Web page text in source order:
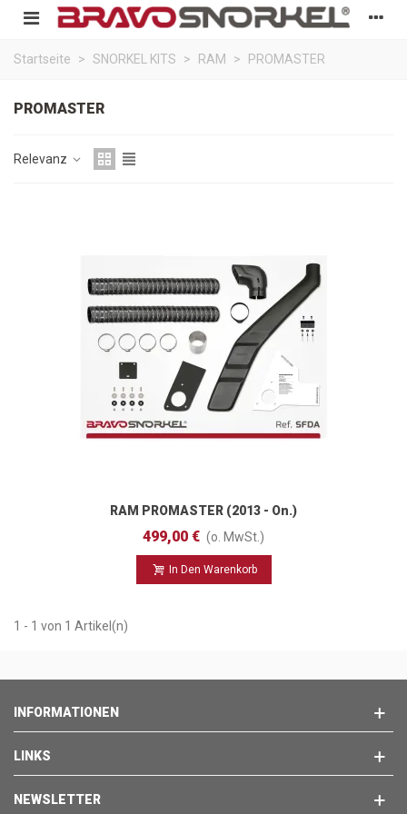
Startseite > SNORKEL KITS > RAM > PROMASTER
PROMASTER
Relevanz
RAM PROMASTER (2013 - On.)
499,00 € (o. MwSt.)
In Den Warenkorb
1 - 1 von 1 Artikel(n)
INFORMATIONEN
LINKS
NEWSLETTER